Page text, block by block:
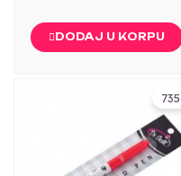
DODAJ U KORPU
735